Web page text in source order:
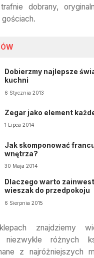
dobrany,
Dobierzmy najlepsze
kuchni
6 Stycznia 2013
Zegar jako element
1 Lipca 2014
Jak skomponować
wnętrza?
30 Maja 2014
Dlaczego warto
wieszak do przedpokoju
6 Sierpnia 2015
znajdziemy
niezwykle różnych
z najróżniejszych